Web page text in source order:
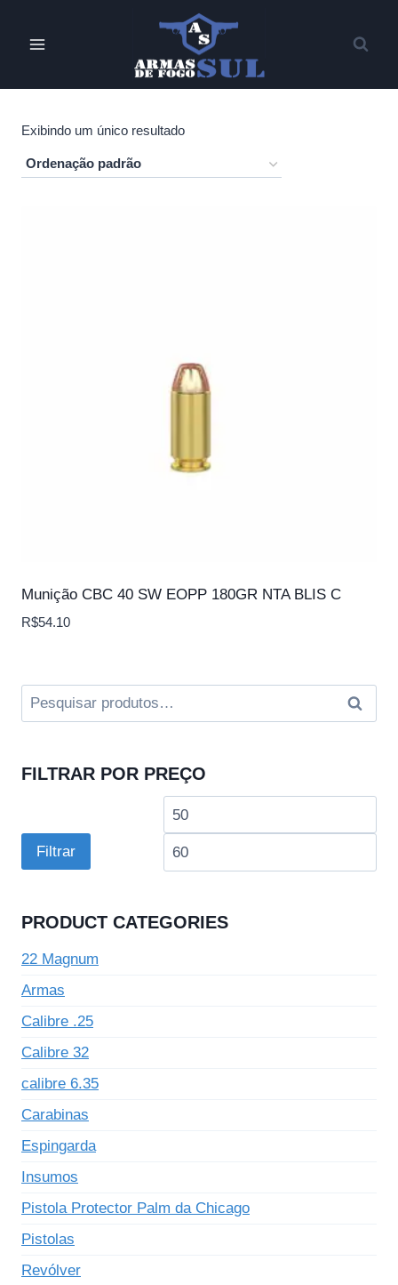
Exibindo um único resultado
Munição CBC 40 SW EOPP 180GR NTA BLIS C
R$54.10
Pesquisar
por:
FILTRAR POR PREÇO
Preço
Filtrar
PRODUCT CATEGORIES
22 Magnum
Armas
Calibre .25
Calibre 32
calibre 6.35
Carabinas
Espingarda
Insumos
Pistola Protector Palm da Chicago
Pistolas
Revólver